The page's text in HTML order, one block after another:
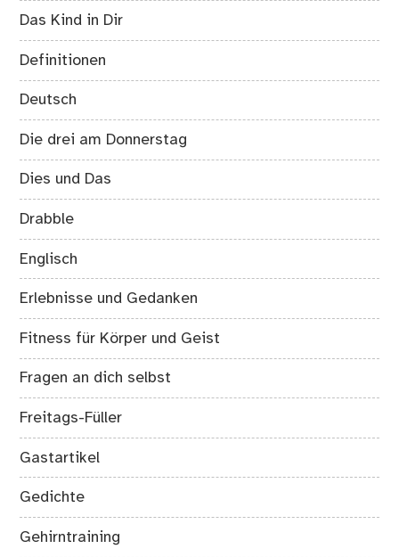
Das Kind in Dir
Definitionen
Deutsch
Die drei am Donnerstag
Dies und Das
Drabble
Englisch
Erlebnisse und Gedanken
Fitness für Körper und Geist
Fragen an dich selbst
Freitags-Füller
Gastartikel
Gedichte
Gehirntraining